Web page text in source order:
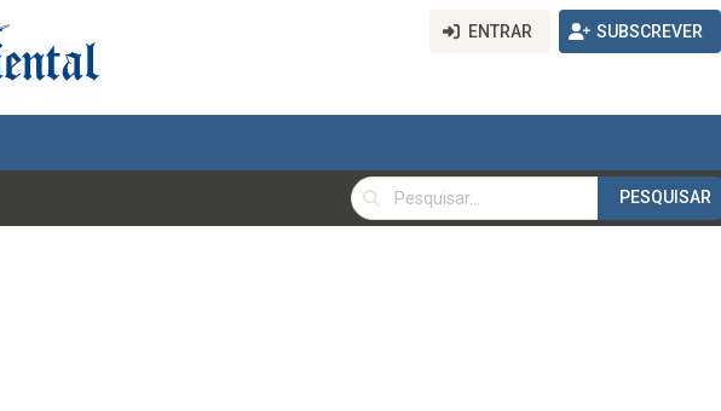
ENTRAR SUBSCREVER
PESQUISAR
PESQUISAR